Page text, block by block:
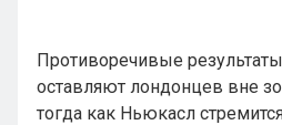
Противоречивые
оставляют лондонцев вне
тогда как Ньюкасл